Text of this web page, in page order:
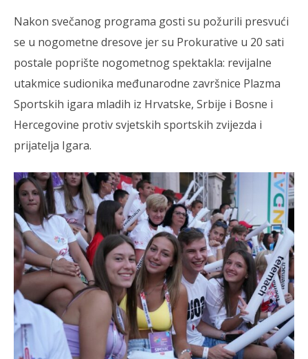
Nakon svečanog programa gosti su požurili presvući
se u nogometne dresove jer su Prokurative u 20 sati
postale poprište nogometnog spektakla: revijalne
utakmice sudionika međunarodne završnice Plazma
Sportskih igara mladih iz Hrvatske, Srbije i Bosne i
Hercegovine protiv svjetskih sportskih zvijezda i
prijatelja Igara.